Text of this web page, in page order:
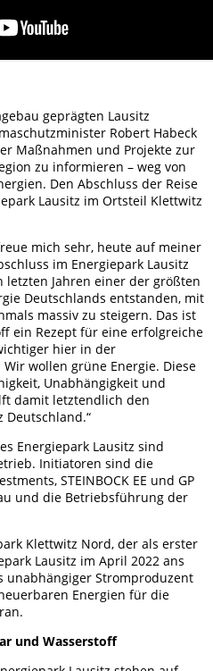
geprägten Lausitz
Robert Habeck
Maßnahmen und Projekte zur
zu informieren – weg von
Den Abschluss der Reise
Lausitz im Ortsteil Klettwitz
mich sehr, heute auf meiner
im Energiepark Lausitz
Jahren einer der größten
Deutschlands entstanden, mit
massiv zu steigern. Das ist
ein Rezept für eine erfolgreiche
hier in der
wollen grüne Energie. Diese
Unabhängigkeit und
damit letztendlich den
Deutschland.“
Energiepark Lausitz sind
Initiatoren sind die
STEINBOCK EE und GP
und die Betriebsführung der
Klettwitz Nord, der als erster
Lausitz im April 2022 ans
unabhängiger Stromproduzent
Energien für die
und Wasserstoff